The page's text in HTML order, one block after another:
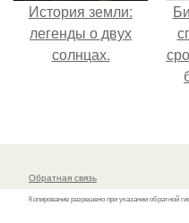
История земли:
легенды о двух
солнцах.
Обратная связь
Копирование разрешено при указании обратной